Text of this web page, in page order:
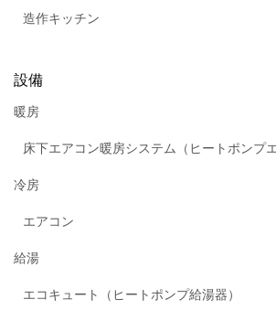
造作キッチン
設備
暖房
床下エアコン暖房システム（ヒートポンプエ
冷房
エアコン
給湯
エコキュート（ヒートポンプ給湯器）